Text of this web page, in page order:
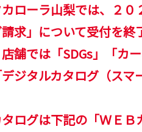
カローラ山梨では、２
求」について受付を終
舗では「SDGs」「カ
ジタルカタログ（スマ
ログは下記の「ＷＥＢ